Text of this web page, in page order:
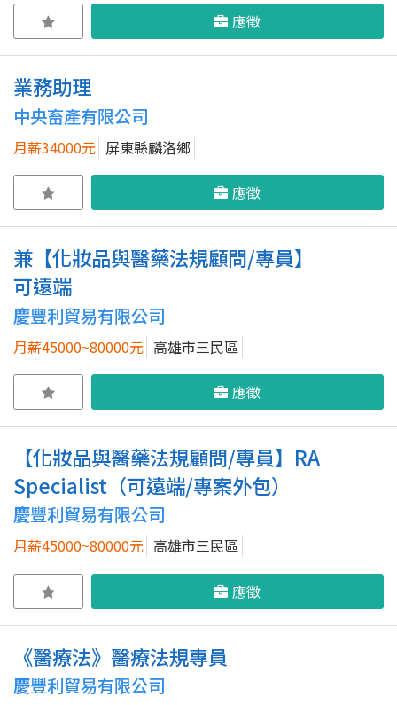
應徵
業務助理
中央畜產有限公司
月薪34000元 屏東縣麟洛鄉
應徵
兼【化妝品與醫藥法規顧問/專員】
可遠端
慶豐利貿易有限公司
月薪45000~80000元 高雄市三民區
應徵
【化妝品與醫藥法規顧問/專員】RA
Specialist（可遠端/專案外包）
慶豐利貿易有限公司
月薪45000~80000元 高雄市三民區
應徵
《醫療法》醫療法規專員
慶豐利貿易有限公司